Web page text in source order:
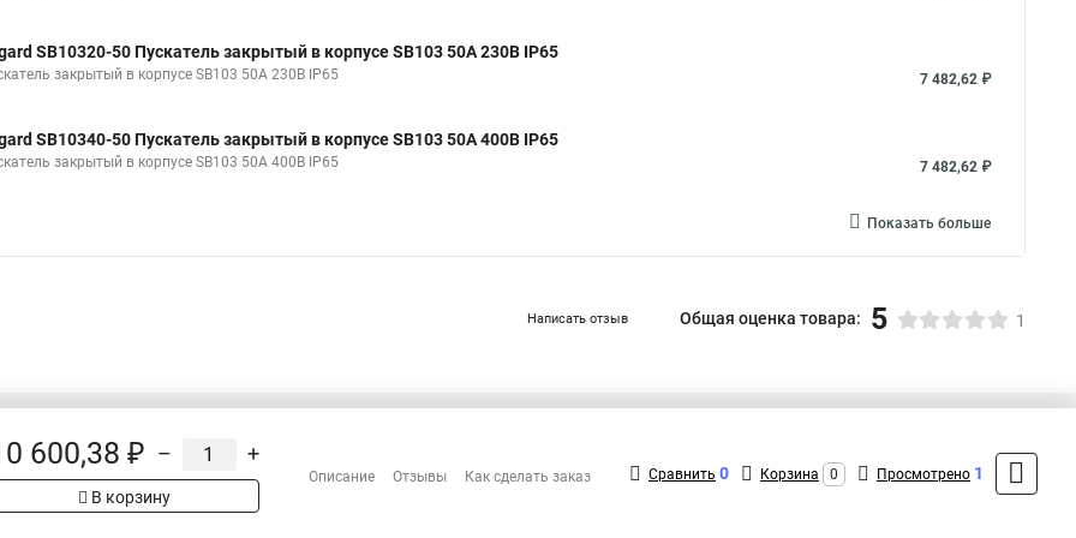
SB10320-50 Пускатель закрытый в корпусе SB103 50А 230В IР65
закрытый в корпусе SB103 50А 230В IР65 7 482,62 ₽
SB10340-50 Пускатель закрытый в корпусе SB103 50А 400В IР65
закрытый в корпусе SB103 50А 400В IР65 7 482,62 ₽
Показать больше
Написать отзыв Общая оценка товара: 5 1
на сайте имеет
товар
Сотрудничество
+7 (495) 432-09-09
MAX: +7 (936) 148-00-15
600,38 ₽ – +
В корзину
Описание Отзывы Как сделать заказ Сравнить 0 Корзина 0 Просмотрено 1